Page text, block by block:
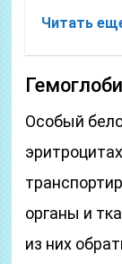
Читать
Особый
органы и
из них